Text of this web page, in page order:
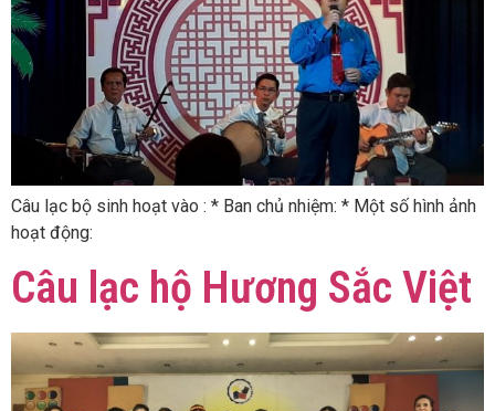
Câu lạc bộ sinh hoạt vào : * Ban chủ nhiệm: * Một số hình ảnh
hoạt động:
Câu lạc hộ Hương Sắc Việt